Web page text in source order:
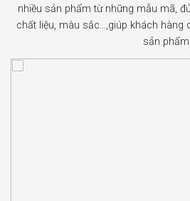
nhiều sản phẩm từ những mẫu mã,
chất liệu, màu sắc…,giúp khách hàng
sản